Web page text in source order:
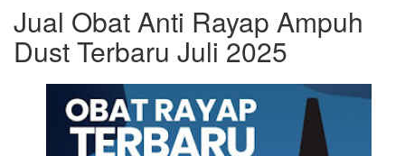
Jual Obat Anti Rayap Ampuh
Dust Terbaru Juli 2025